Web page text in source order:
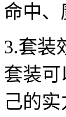
命中、
3.套装
套装
己的实